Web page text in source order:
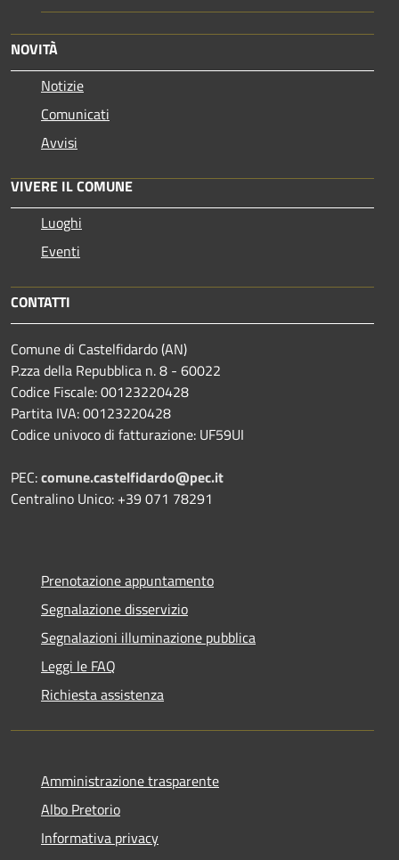
NOVITÀ
Notizie
Comunicati
Avvisi
VIVERE IL COMUNE
Luoghi
Eventi
CONTATTI
Comune di Castelfidardo (AN)
P.zza della Repubblica n. 8 - 60022
Codice Fiscale: 00123220428
Partita IVA: 00123220428
Codice univoco di fatturazione: UF59UI
PEC:comune.castelfidardo@pec.it
Centralino Unico: +39 071 78291
Prenotazione appuntamento
Segnalazione disservizio
Segnalazioni illuminazione pubblica
Leggi le FAQ
Richiesta assistenza
Amministrazione trasparente
Albo Pretorio
Informativa privacy